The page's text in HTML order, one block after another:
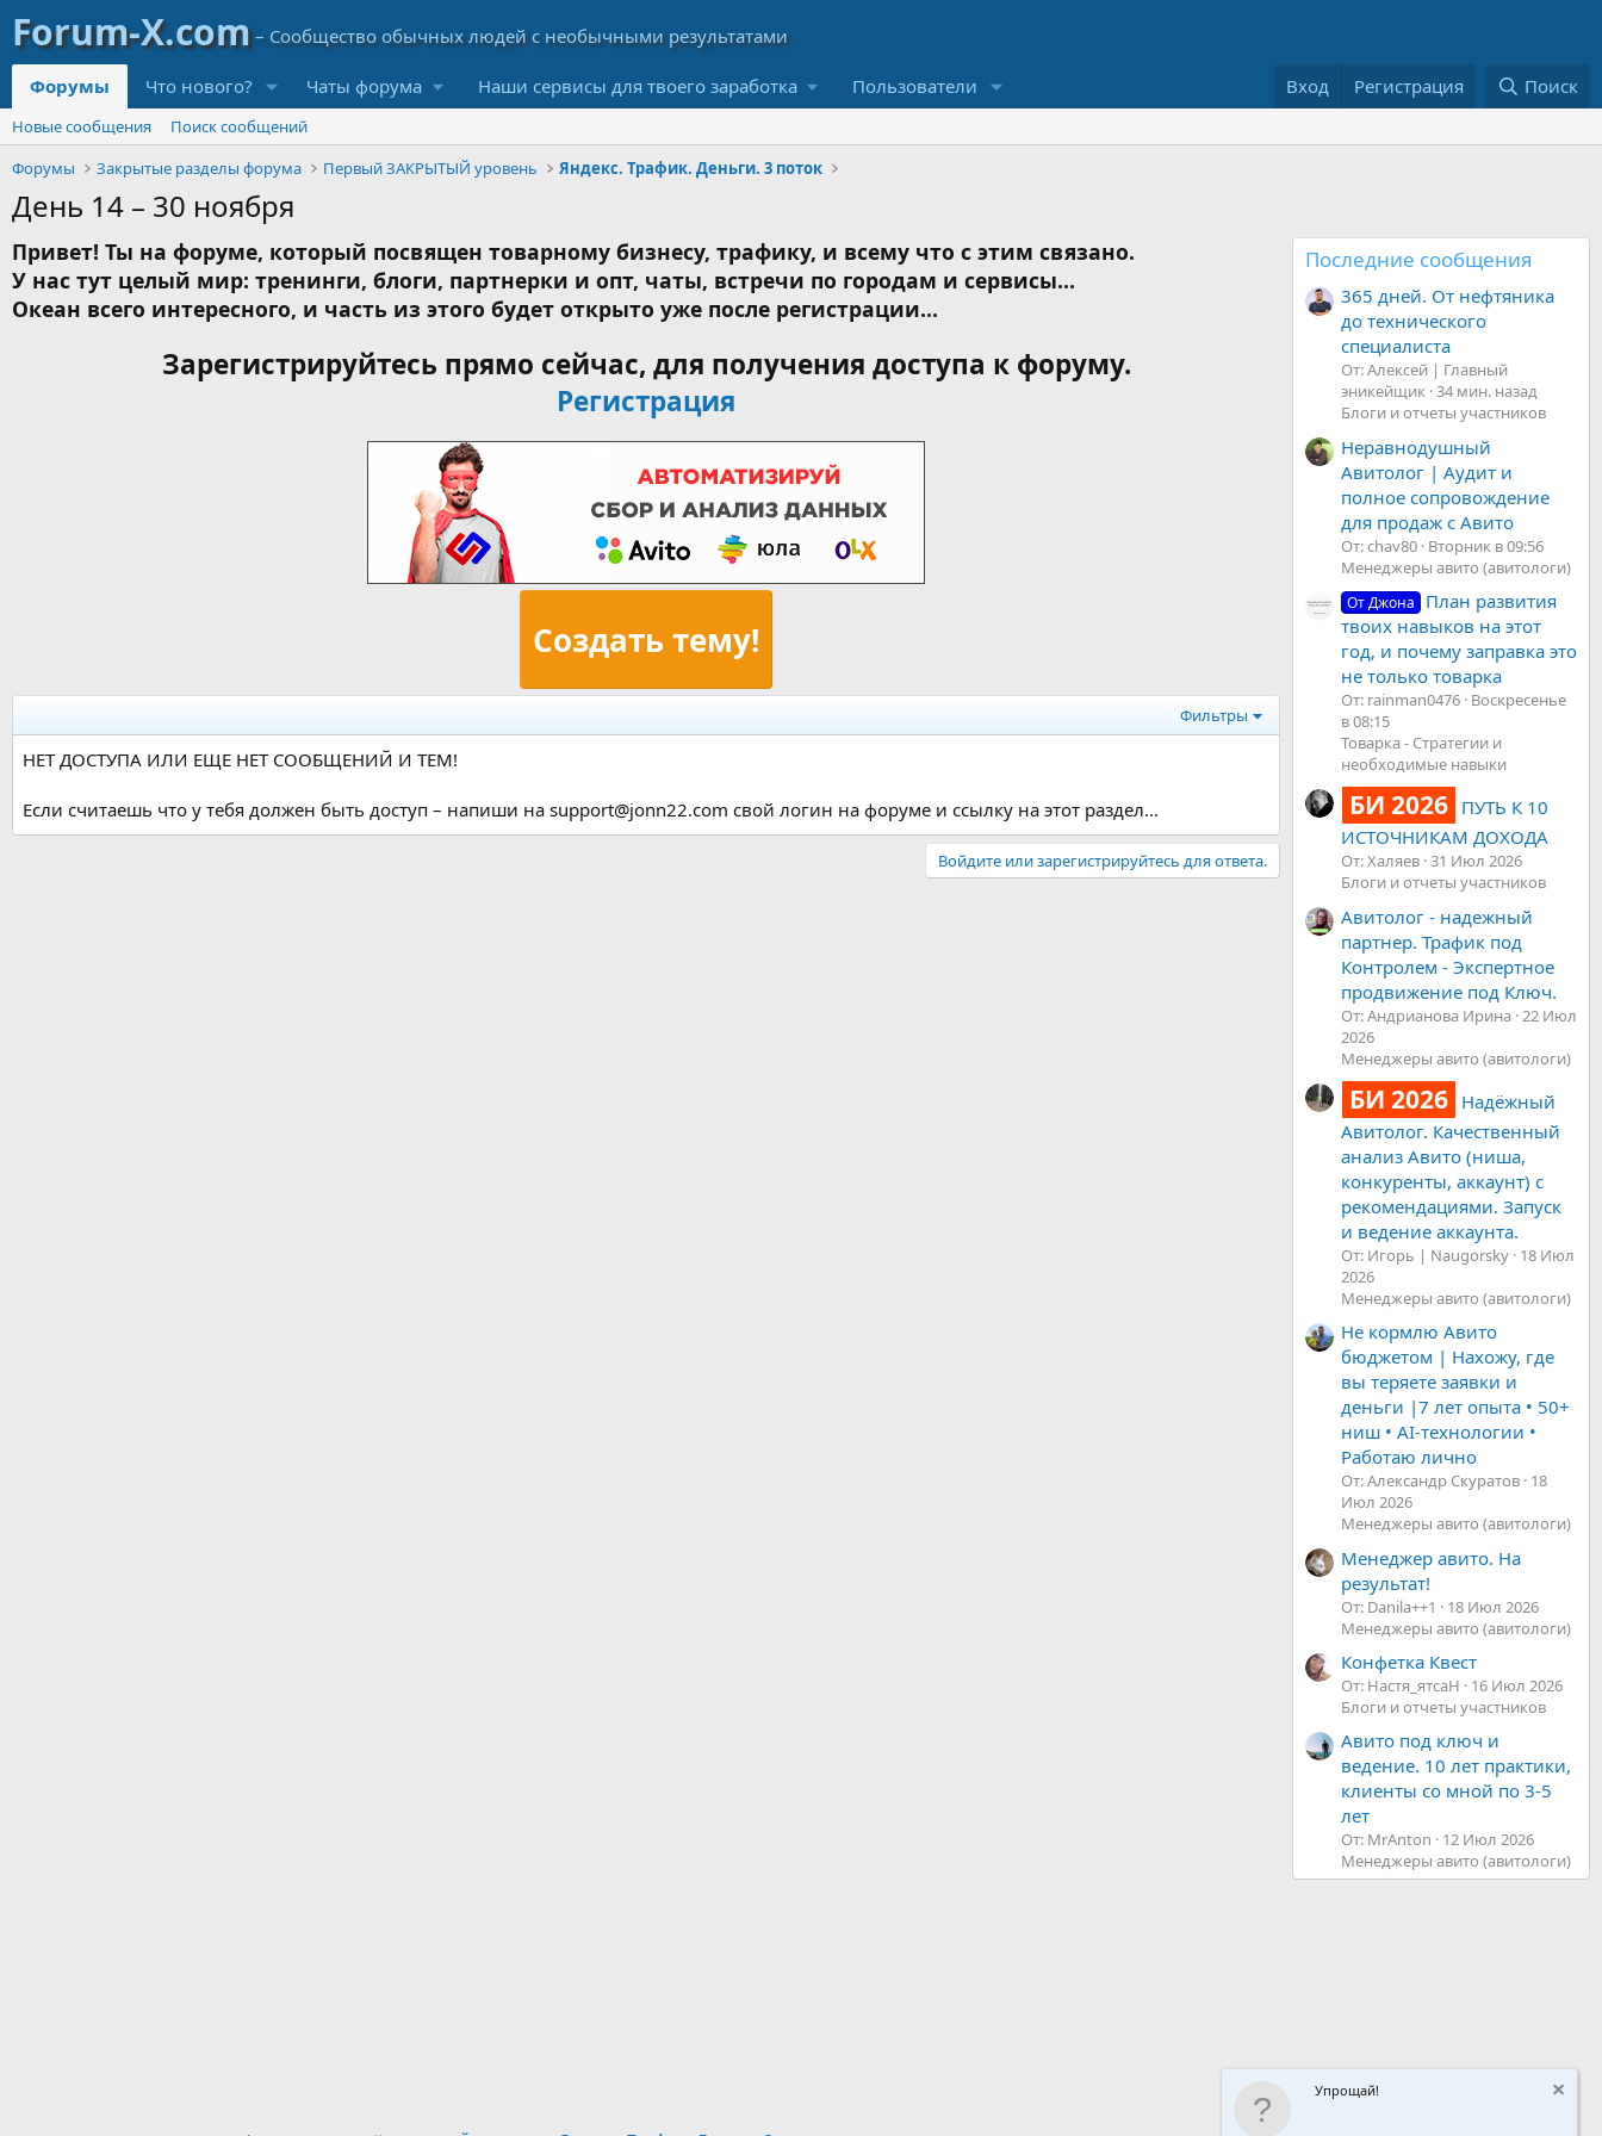
Форумы Что нового? Чаты форума Наши сервисы для твоего заработка Пользователи Вход Регистрация Поиск
Новые сообщения
Поиск сообщений
Форумы
Закрытые разделы форума Первый ЗАКРЫТЫЙ уровень Яндекс. Трафик. Деньги. 3 поток
День 14 – 30 ноября
Привет! Ты на форуме, который посвящен товарному бизнесу, трафику, и всему что с этим связано.
У нас тут целый мир: тренинги, блоги, партнерки и опт, чаты, встречи по городам и сервисы...
Океан всего интересного, и часть из этого будет открыто уже после регистрации...
Зарегистрируйтесь прямо сейчас, для получения доступа к форуму.
Регистрация
Создать тему!
Фильтры
НЕТ ДОСТУПА ИЛИ ЕЩЕ НЕТ СООБЩЕНИЙ И ТЕМ!
Если считаешь что у тебя должен быть доступ – напиши на support@jonn22.com свой логин на форуме и ссылку на этот раздел...
Войдите или зарегистрируйтесь для ответа.
Последние сообщения
365 дней. От нефтяника
до технического
специалиста
От: Алексей | Главный
эникейщик 34 мин. назад
Блоги и отчеты участников
Неравнодушный
Авитолог | Аудит и
полное сопровождение
для продаж с Авито
От: chav80 Вторник в 09:56
Менеджеры авито (авитологи)
От Джона
План развития
твоих навыков на этот
год, и почему заправка это
не только товарка
От: rainman0476 Воскресенье
в 08:15
Товарка - Стратегии и
необходимые навыки
БИ 2026 ПУТЬ К 10
ИСТОЧНИКАМ ДОХОДА
От: Халяев 31 Июл 2026
Блоги и отчеты участников
Авитолог - надежный
партнер. Трафик под
Контролем - Экспертное
продвижение под Ключ.
От: Андрианова Ирина 22 Июл
2026
Менеджеры авито (авитологи)
БИ 2026 Надёжный
Авитолог. Качественный
анализ Авито (ниша,
конкуренты, аккаунт) с
рекомендациями. Запуск
и ведение аккаунта.
От: Игорь | Naugorsky 18 Июл
2026
Менеджеры авито (авитологи)
Не кормлю Авито
бюджетом | Нахожу, где
вы теряете заявки и
деньги |7 лет опыта • 50+
ниш • AI-технологии •
Работаю лично
От: Александр Скуратов 18
Июл 2026
Менеджеры авито (авитологи)
Менеджер авито. На
результат!
От: Danila++1
18 Июл 2026
Менеджеры авито (авитологи)
Конфетка Квест
От: Настя_ятсаН
16 Июл 2026
Блоги и отчеты участников
Авито под ключ и
ведение. 10 лет практики,
клиенты со мной по 3-5
лет
От: MrAnton
12 Июл 2026
Менеджеры авито (авитологи)
Упрощай!